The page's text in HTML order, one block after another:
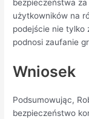
bezpieczeństwa
użytkowników na
podejście nie tylko
podnosi zaufanie
Wniosek
Podsumowując,
bezpieczeństwo